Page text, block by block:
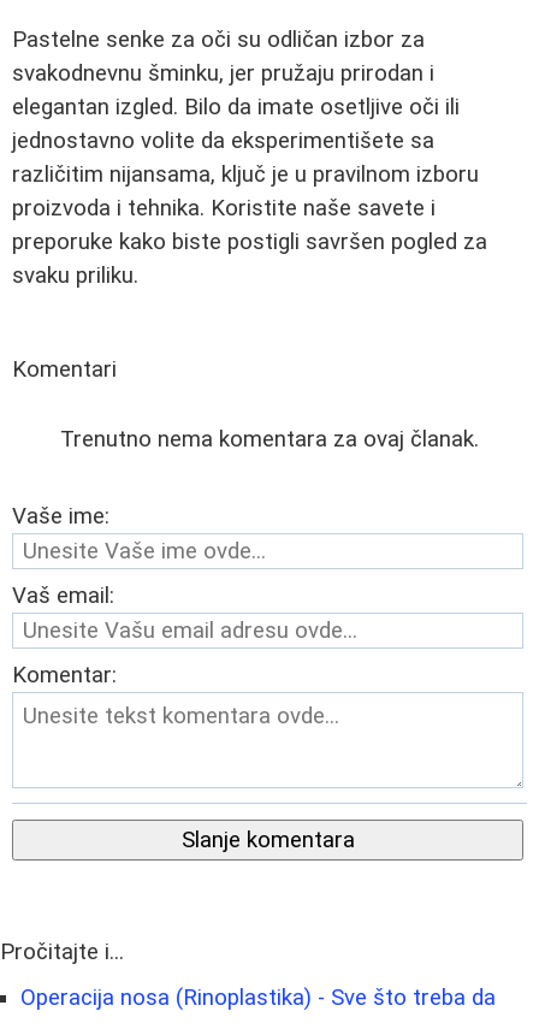
Pastelne senke za oči su odličan izbor za
svakodnevnu šminku, jer pružaju prirodan i
elegantan izgled. Bilo da imate osetljive oči ili
jednostavno volite da eksperimentišete sa
različitim nijansama, ključ je u pravilnom izboru
proizvoda i tehnika. Koristite naše savete i
preporuke kako biste postigli savršen pogled za
svaku priliku.
Komentari
Trenutno nema komentara za ovaj članak.
Vaše ime:
Vaš email:
Komentar:
Slanje komentara
Pročitajte i...
Operacija nosa (Rinoplastika) - Sve što treba da